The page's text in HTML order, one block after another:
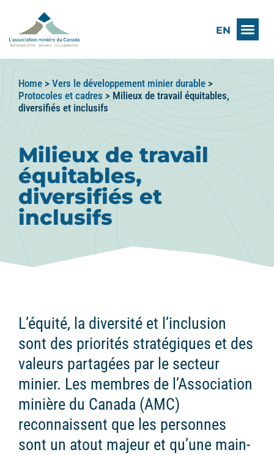
EN
Home > Vers le développement minier durable >
Protocoles et cadres > Milieux de travail équitables,
diversifiés et inclusifs
Milieux de travail
équitables,
diversifiés et
inclusifs
L’équité, la diversité et l’inclusion
sont des priorités stratégiques et des
valeurs partagées par le secteur
minier. Les membres de l’Association
minière du Canada (AMC)
reconnaissent que les personnes
sont un atout majeur et qu’une main-